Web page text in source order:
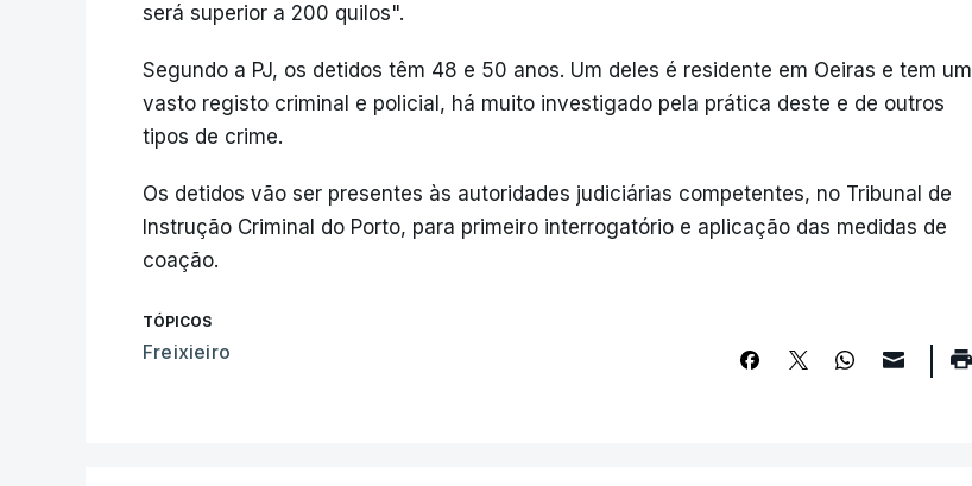
será superior a 200 quilos".
Segundo a PJ, os detidos têm 48 e 50 anos. Um deles é residente em Oeiras e tem um
vasto registo criminal e policial, há muito investigado pela prática deste e de outros
tipos de crime.
Os detidos vão ser presentes às autoridades judiciárias competentes, no Tribunal de
Instrução Criminal do Porto, para primeiro interrogatório e aplicação das medidas de
coação.
TÓPICOS
Freixieiro